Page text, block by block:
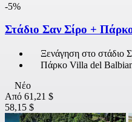
-5%
Στάδιο Σαν Σίρο +
Ξενάγηση στο στάδιο
Πάρκο Villa del
Νέο
Από 61,21 $
58,15 $